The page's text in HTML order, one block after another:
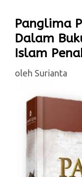
Panglima
Dalam
Islam
oleh Surianta